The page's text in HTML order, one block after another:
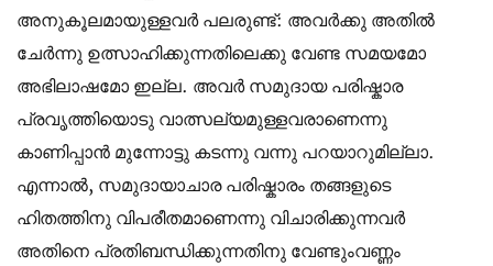
അനുകൂലമായുള്ളവര്‍ പലരുണ്ട്: അവര്‍ക്കു അതില്‍
ചേര്‍ന്നു ഉത്സാഹിക്കുന്നതിലെക്കു വേണ്ട സമയമോ
അഭിലാഷമോ ഇല്ല. അവര്‍ സമുദായ പരിഷ്കാര
പ്രവൃത്തിയൊടു വാത്സല്യമുള്ളവരാണെന്നു
കാണിപ്പാന്‍ മുന്നോട്ടു കടന്നു വന്നു പറയാറുമില്ലാ.
എന്നാല്‍, സമുദായാചാര പരിഷ്കാരം തങ്ങളുടെ
ഹിതത്തിനു വിപരീതമാണെന്നു വിചാരിക്കുന്നവര്‍
അതിനെ പ്രതിബന്ധിക്കുന്നതിനു വേണ്ടുംവണ്ണം